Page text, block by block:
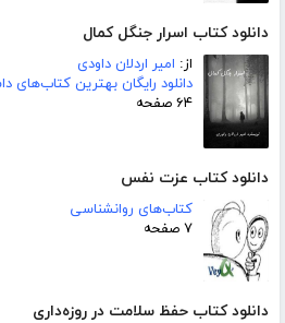
دانلود کتاب اسرار جنگل کمال
از: امیر اردلان داودی
دانلود رایگان بهترین کتاب‌های
۶۴ صفحه
دانلود کتاب عزت نفس
کتاب‌های روانشناسی
۷ صفحه
دانلود کتاب حفظ سلامت در روزه‌داری